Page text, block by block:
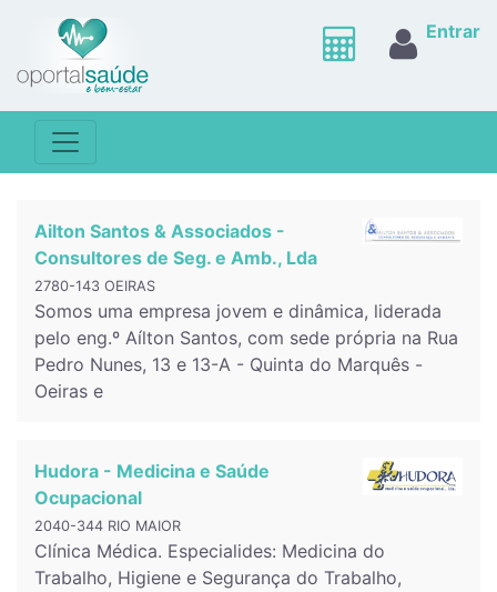
Entrar
Ailton Santos & Associados -
Consultores de Seg. e Amb., Lda
2780-143 OEIRAS
Somos uma empresa jovem e dinâmica, liderada
pelo eng.º Aílton Santos, com sede própria na Rua
Pedro Nunes, 13 e 13-A - Quinta do Marquês -
Oeiras e
Hudora - Medicina e Saúde
Ocupacional
2040-344 RIO MAIOR
Clínica Médica. Especialides: Medicina do
Trabalho, Higiene e Segurança do Trabalho,